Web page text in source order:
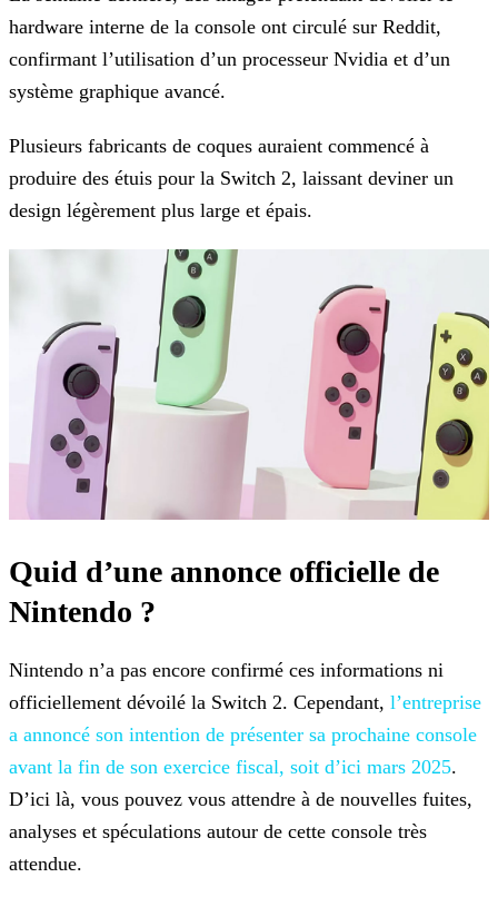
hardware interne de la console ont circulé sur Reddit,
confirmant l’utilisation d’un processeur Nvidia et d’un
système graphique avancé.
Plusieurs fabricants de coques auraient commencé à
produire des étuis pour la Switch 2, laissant deviner un
design légèrement plus large et épais.
Quid d’une annonce officielle de
Nintendo ?
Nintendo n’a pas encore confirmé ces informations ni
officiellement dévoilé la Switch 2. Cependant, l’entreprise
a annoncé son intention de présenter sa prochaine console
avant la fin de son exercice fiscal, soit d’ici mars 2025.
D’ici là, vous pouvez vous attendre à de nouvelles fuites,
analyses et spéculations autour de cette console très
attendue.